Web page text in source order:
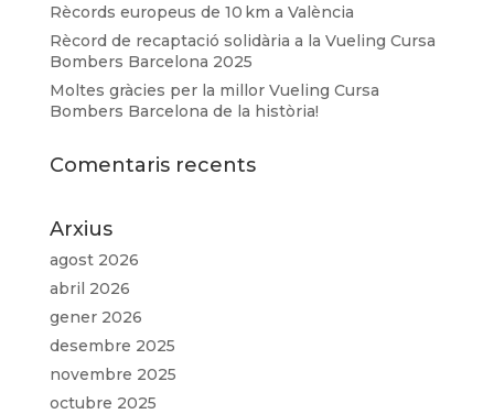
Rècords europeus de 10 km a València
Rècord de recaptació solidària a la Vueling Cursa
Bombers Barcelona 2025
Moltes gràcies per la millor Vueling Cursa
Bombers Barcelona de la història!
Comentaris recents
Arxius
agost 2026
abril 2026
gener 2026
desembre 2025
novembre 2025
octubre 2025